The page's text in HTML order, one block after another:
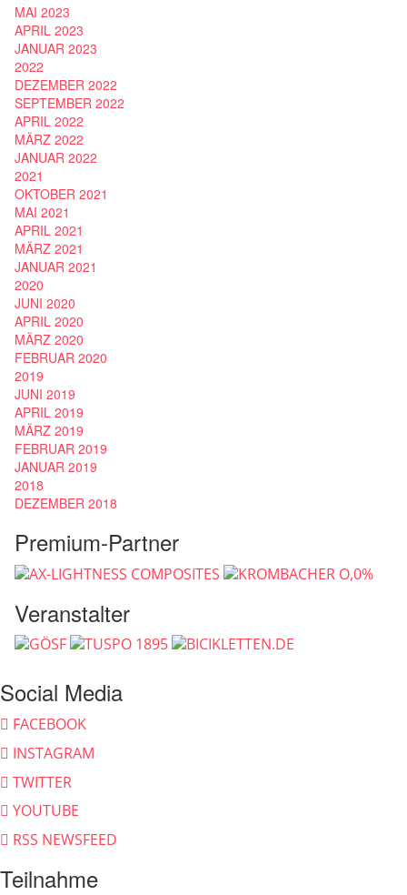
MAI 2023
APRIL 2023
JANUAR 2023
2022
DEZEMBER 2022
SEPTEMBER 2022
APRIL 2022
MÄRZ 2022
JANUAR 2022
2021
OKTOBER 2021
MAI 2021
APRIL 2021
MÄRZ 2021
JANUAR 2021
2020
JUNI 2020
APRIL 2020
MÄRZ 2020
FEBRUAR 2020
2019
JUNI 2019
APRIL 2019
MÄRZ 2019
FEBRUAR 2019
JANUAR 2019
2018
DEZEMBER 2018
Premium-Partner
Veranstalter
Social Media
FACEBOOK
INSTAGRAM
TWITTER
YOUTUBE
RSS NEWSFEED
Teilnahme